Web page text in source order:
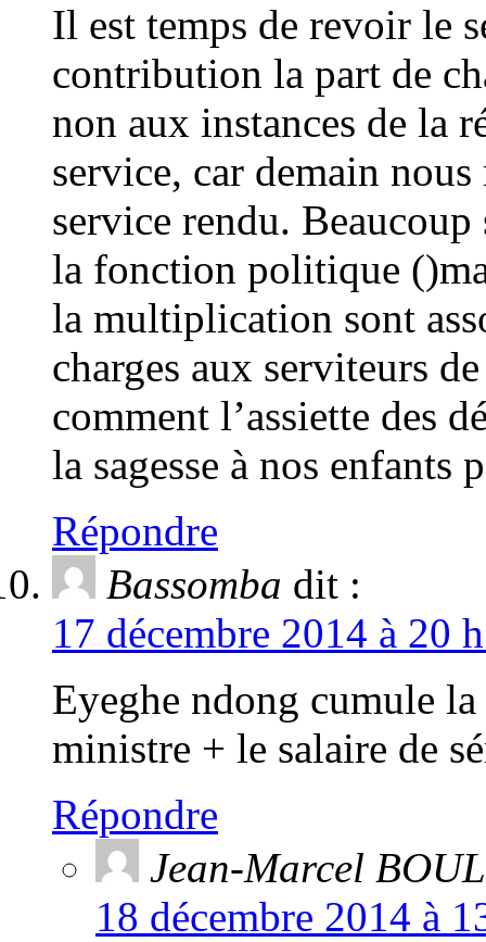
Il est temps de revoir le
contribution la part de
non aux instances de la
service, car demain
service rendu.
la fonction politique
la multiplication sont
charges aux serviteurs
comment l’assiette des
la sagesse à nos enfants
Répondre
Bassomba dit :
17 décembre 2014 à 20
Eyeghe ndong cumule
ministre + le salaire de
Répondre
Jean-Marcel
18 décembre 2014 à